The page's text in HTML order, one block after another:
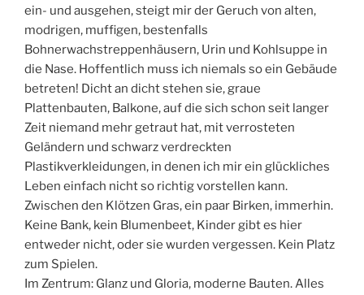
ein- und ausgehen, steigt mir der Geruch von alten,
modrigen, muffigen, bestenfalls
Bohnerwachstreppenhäusern, Urin und Kohlsuppe in
die Nase. Hoffentlich muss ich niemals so ein Gebäude
betreten! Dicht an dicht stehen sie, graue
Plattenbauten, Balkone, auf die sich schon seit langer
Zeit niemand mehr getraut hat, mit verrosteten
Geländern und schwarz verdreckten
Plastikverkleidungen, in denen ich mir ein glückliches
Leben einfach nicht so richtig vorstellen kann.
Zwischen den Klötzen Gras, ein paar Birken, immerhin.
Keine Bank, kein Blumenbeet, Kinder gibt es hier
entweder nicht, oder sie wurden vergessen. Kein Platz
zum Spielen.
Im Zentrum: Glanz und Gloria, moderne Bauten. Alles